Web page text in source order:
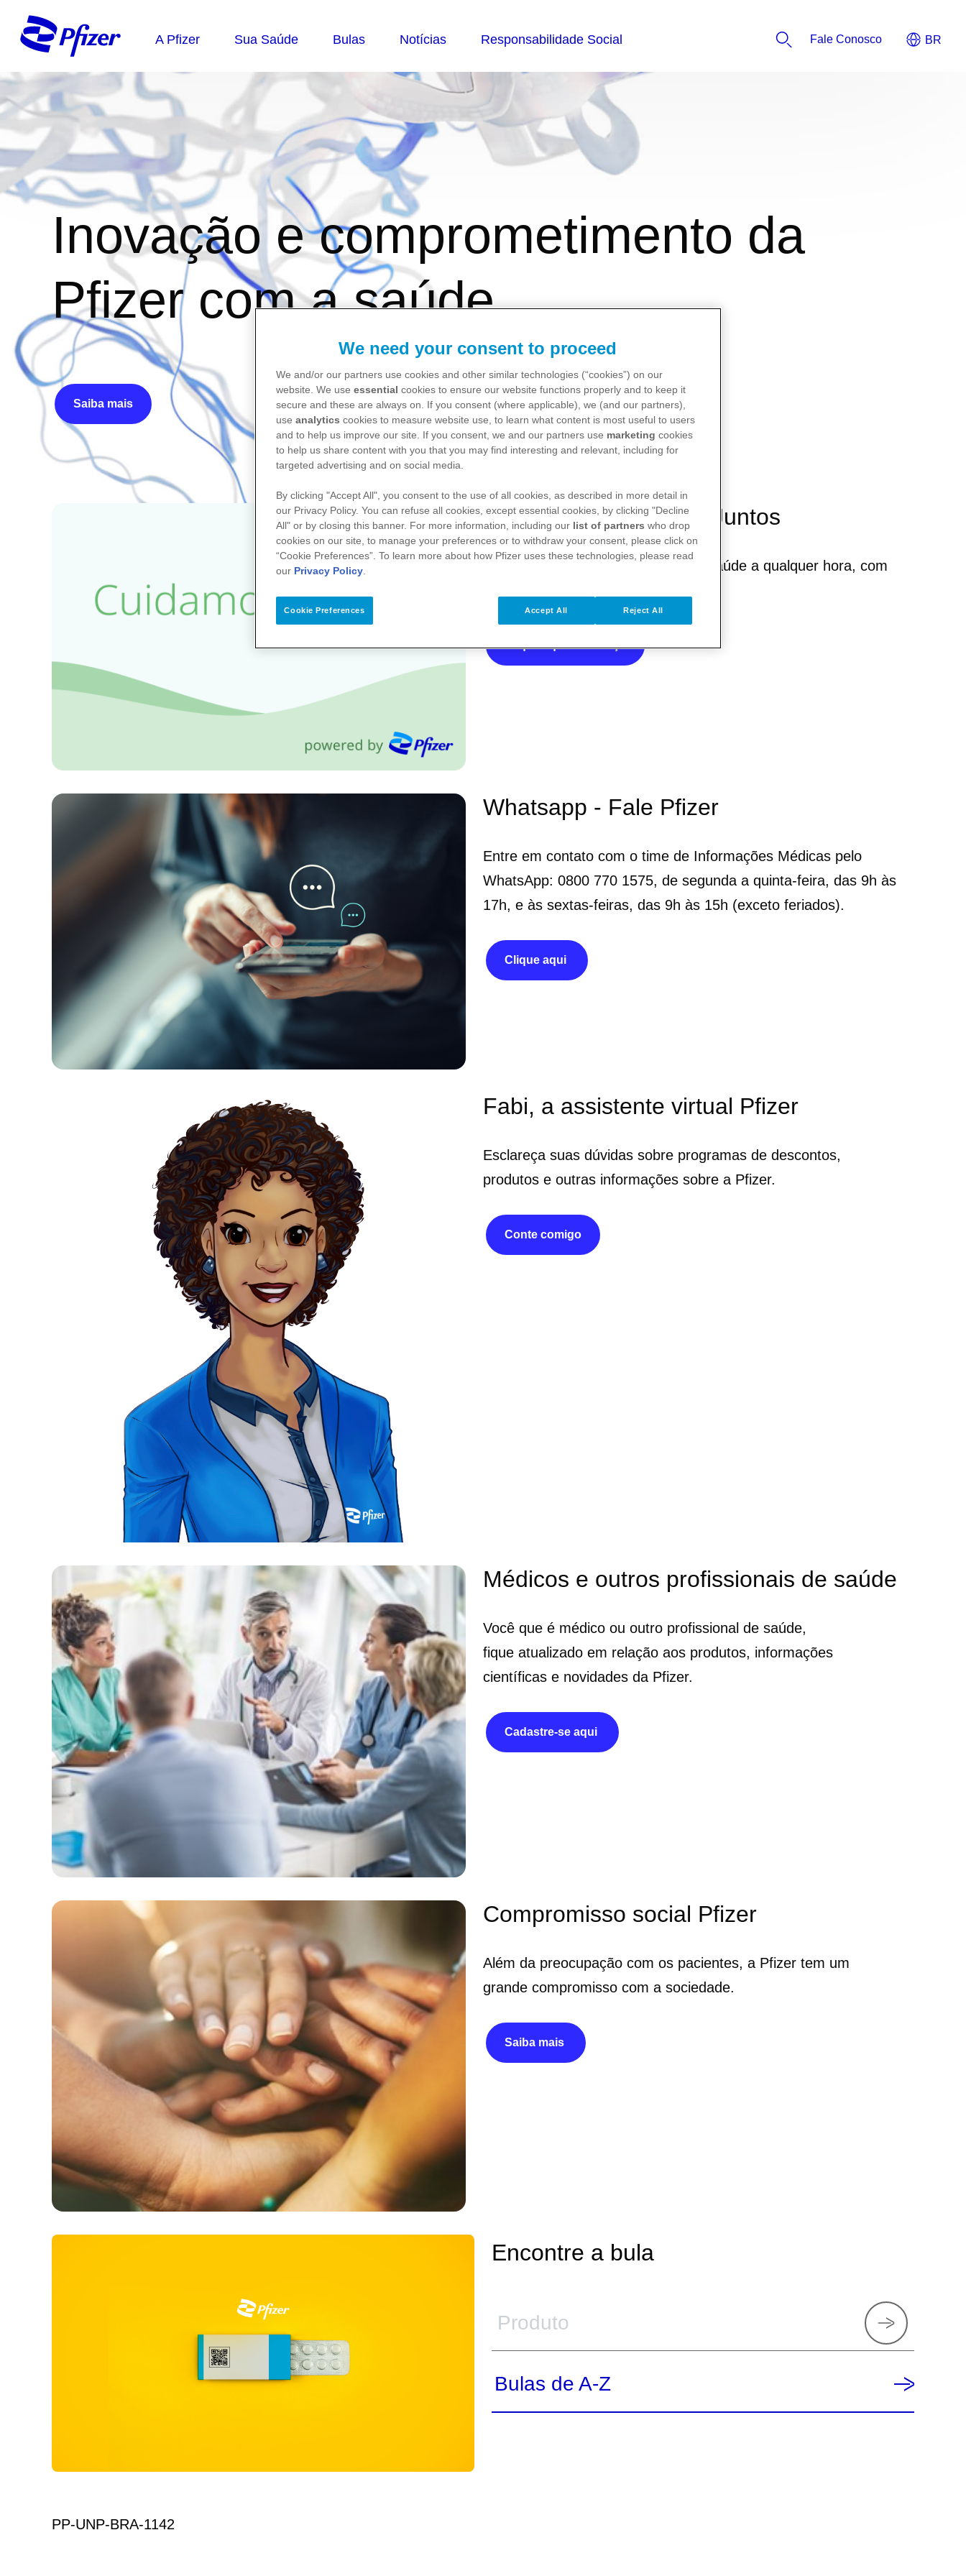
Fale Conosco
Inovação e comprometimento da
Pfizer com a saúde
Saiba mais
Conheça o Cuidamos Juntos
Um portal para você cuidar da sua saúde a qualquer hora, com
Clique aqui e conheça
Whatsapp - Fale Pfizer
Entre em contato com o time de Informações Médicas pelo
WhatsApp: 0800 770 1575, de segunda a quinta-feira, das 9h às
17h, e às sextas-feiras, das 9h às 15h (exceto feriados).
Clique aqui
Fabi, a assistente virtual Pfizer
Esclareça suas dúvidas sobre programas de descontos,
produtos e outras informações sobre a Pfizer.
Conte comigo
Médicos e outros profissionais de saúde
Você que é médico ou outro profissional de saúde,
fique atualizado em relação aos produtos, informações
científicas e novidades da Pfizer.
Cadastre-se aqui
Compromisso social Pfizer
Além da preocupação com os pacientes, a Pfizer tem um
grande compromisso com a sociedade.
Saiba mais
Encontre a bula
Bulas de A-Z
PP-UNP-BRA-1142
We need your consent to proceed
We and/or our partners use cookies and other similar technologies (“cookies”) on our
website. We use essential cookies to ensure our website functions properly and to keep it
secure and these are always on. If you consent (where applicable), we (and our partners),
use analytics cookies to measure website use, to learn what content is most useful to users
and to help us improve our site. If you consent, we and our partners use marketing cookies
to help us share content with you that you may find interesting and relevant, including for
targeted advertising and on social media.
By clicking "Accept All", you consent to the use of all cookies, as described in more detail in
our Privacy Policy. You can refuse all cookies, except essential cookies, by clicking "Decline
All" or by closing this banner. For more information, including our list of partners who drop
cookies on our site, to manage your preferences or to withdraw your consent, please click on
“Cookie Preferences”. To learn more about how Pfizer uses these technologies, please read
our Privacy Policy
Cookie Preferences Reject All
Accept All